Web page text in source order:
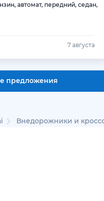
автомат, передний, седан,
7 августа
предложения
Внедорожники и